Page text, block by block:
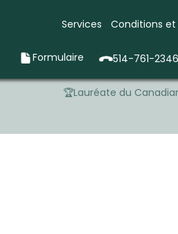
Services Conditions
Formulaire 514-761-2346
🏆Lauréate du